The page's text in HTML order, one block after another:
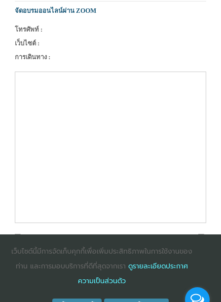
จัดอบรมออนไลน์ผ่าน ZOOM
โทรศัพท์ :
เว็บไซต์ :
การเดินทาง :
: InternetExplorer เวอร์ชั่น 10 ขึ้นไป
: Chrome เวอร์ชั่น 58 ขึ้นไป
เว็บไซต์นี้มีการจัดเก็บคุกกี้เพื่อเพิ่มประสิทธิภาพในการใช้งานของ
ท่าน และการมอบบริการที่ดีที่สุดจากเรา ดูรายละเอียดประกาศ
ความเป็นส่วนตัว